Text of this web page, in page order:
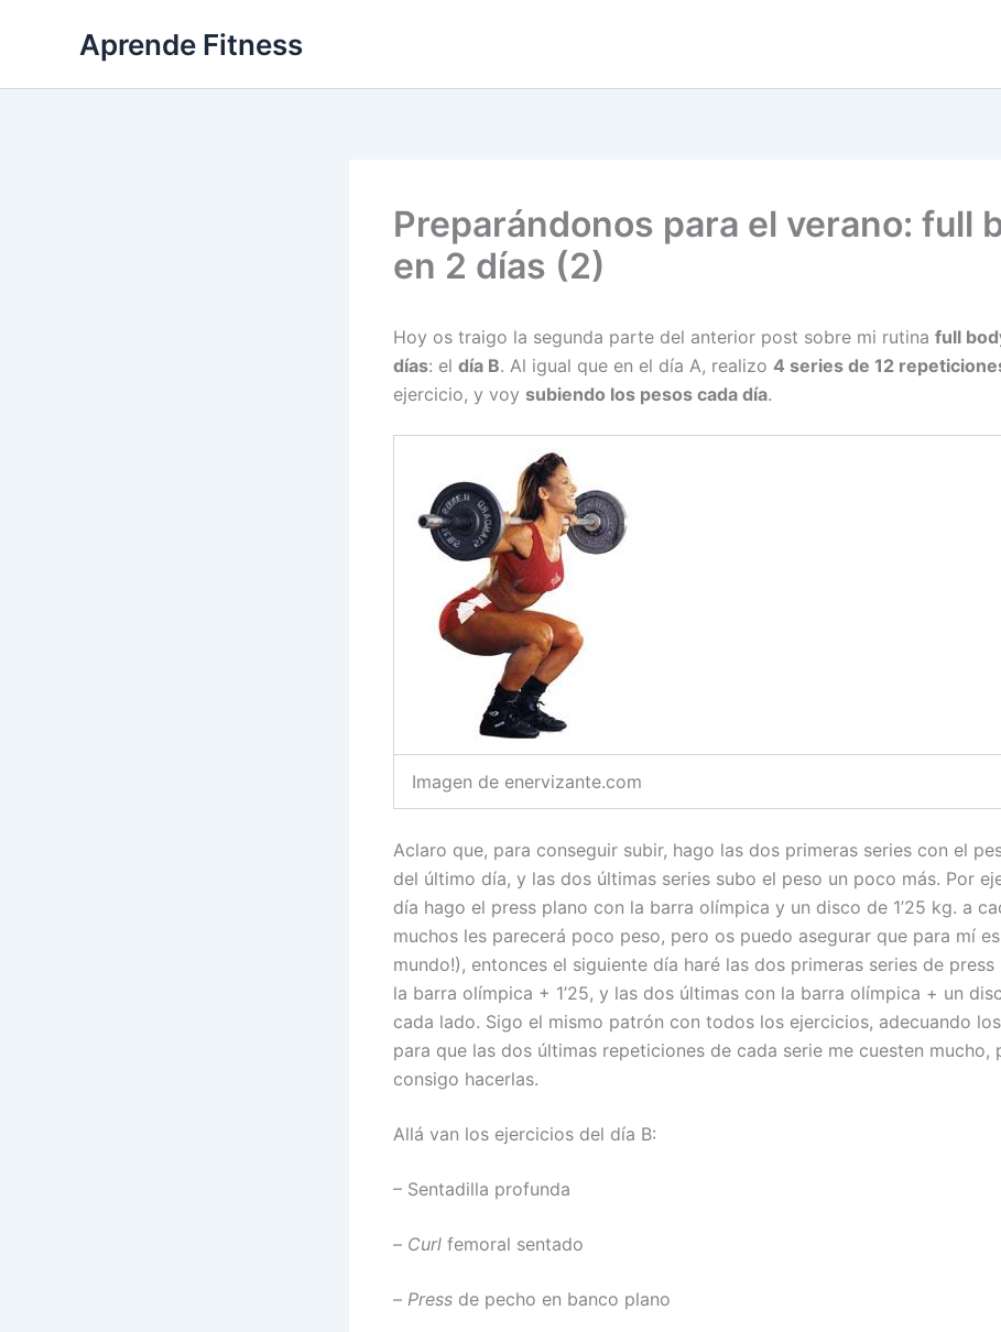
Aprende Fitness
Preparándonos para el verano: full
en 2 días (2)
Hoy os traigo la segunda parte del anterior post sobre mi rutina full
días: el día B. Al igual que en el día A, realizo 4 series de 12
ejercicio, y voy subiendo los pesos cada día.
Imagen de enervizante.com
Aclaro que, para conseguir subir, hago las dos primeras series con el
del último día, y las dos últimas series subo el peso un poco más. Por
día hago el press plano con la barra olímpica y un disco de 1’25 kg. a
muchos les parecerá poco peso, pero os puedo asegurar que para mí
mundo!), entonces el siguiente día haré las dos primeras series de press
la barra olímpica + 1’25, y las dos últimas con la barra olímpica + un
cada lado. Sigo el mismo patrón con todos los ejercicios, adecuando
para que las dos últimas repeticiones de cada serie me cuesten mucho,
consigo hacerlas.
Allá van los ejercicios del día B:
– Sentadilla profunda
– Curl femoral sentado
– Press de pecho en banco plano